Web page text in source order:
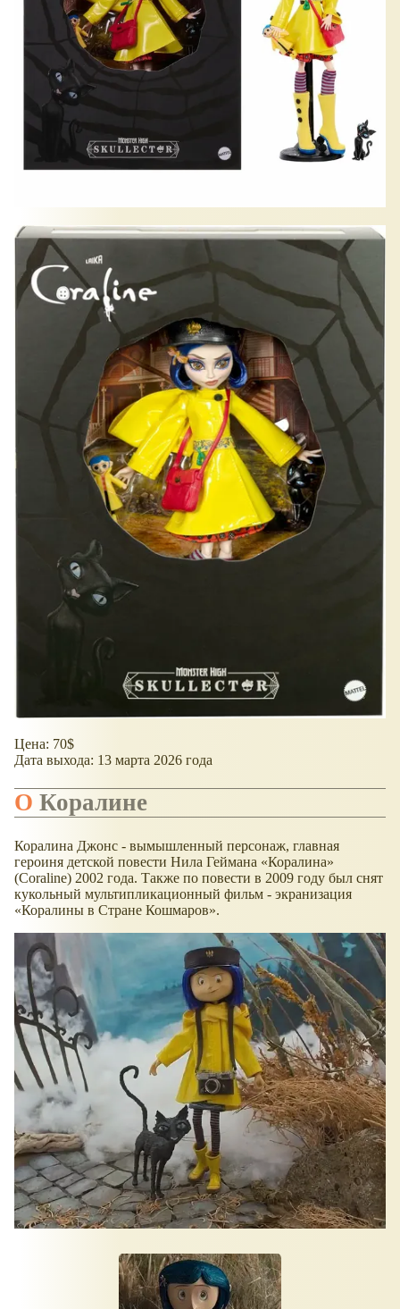
Цена: 70$
Дата выхода: 13 марта 2026 года
О Коралине
Коралина Джонс - вымышленный персонаж, главная
героиня детской повести Нила Геймана
Коралина
(Coraline) 2002 года. Также по повести в 2009 году был снят
кукольный мультипликационный фильм - экранизация
Коралины в Стране Кошмаров .